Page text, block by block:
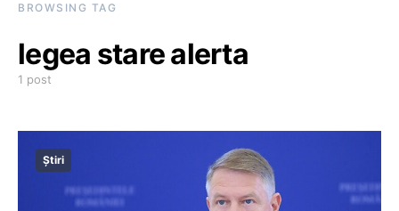
BROWSING TAG
legea stare alerta
1 post
Știri